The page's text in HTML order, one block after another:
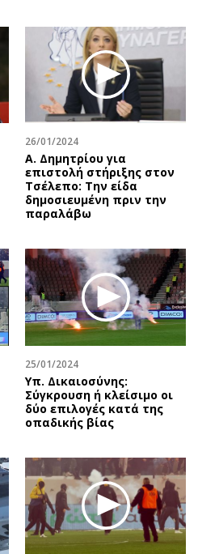
26/01/2024
Α. Δημητρίου για
επιστολή στήριξης στον
Τσέλεπο: Την είδα
δημοσιευμένη πριν την
παραλάβω
25/01/2024
Υπ. Δικαιοσύνης:
Σύγκρουση ή κλείσιμο οι
δύο επιλογές κατά της
οπαδικής βίας